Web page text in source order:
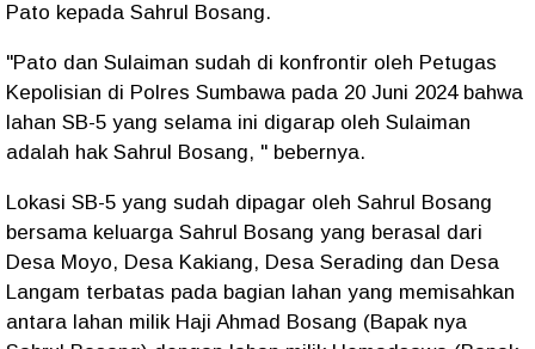
Pato kepada Sahrul Bosang.
"Pato dan Sulaiman sudah di konfrontir oleh Petugas
Kepolisian di Polres Sumbawa pada 20 Juni 2024 bahwa
lahan SB-5 yang selama ini digarap oleh Sulaiman
adalah hak Sahrul Bosang, " bebernya.
Lokasi SB-5 yang sudah dipagar oleh Sahrul Bosang
bersama keluarga Sahrul Bosang yang berasal dari
Desa Moyo, Desa Kakiang, Desa Serading dan Desa
Langam terbatas pada bagian lahan yang memisahkan
antara lahan milik Haji Ahmad Bosang (Bapak nya